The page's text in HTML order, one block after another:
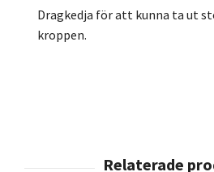
Dragkedja för att kunna ta ut
kroppen.